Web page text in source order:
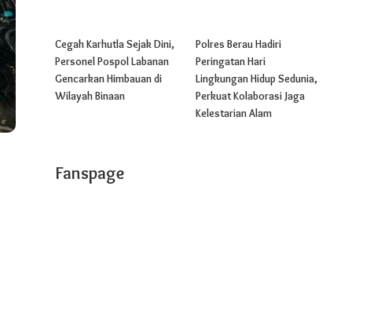
Cegah Karhutla Sejak Dini,
Personel Pospol Labanan
Gencarkan Himbauan di
Wilayah Binaan
Polres Berau Hadiri
Peringatan Hari
Lingkungan Hidup Sedunia,
Perkuat Kolaborasi Jaga
Kelestarian Alam
Fanspage